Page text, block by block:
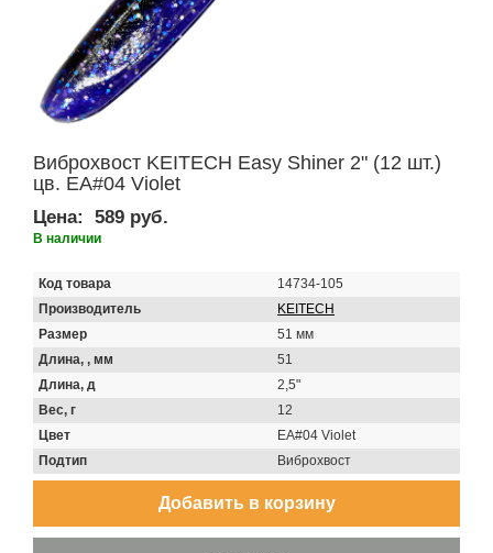
Виброхвост KEITECH Easy Shiner 2" (12 шт.)
цв. EA#04 Violet
Цена: 589 руб.
В наличии
Код товара
14734-105
Производитель
KEITECH
Размер
51 мм
Длина, , мм
51
Длина, д
2,5"
Вес, г
12
Цвет
EA#04 Violet
Подтип
Виброхвост